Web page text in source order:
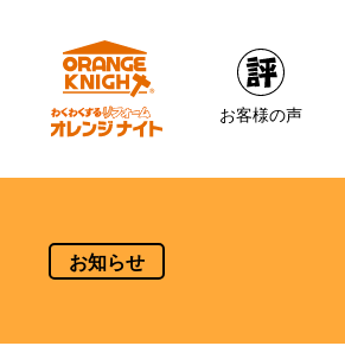
お客様の声
お知らせ